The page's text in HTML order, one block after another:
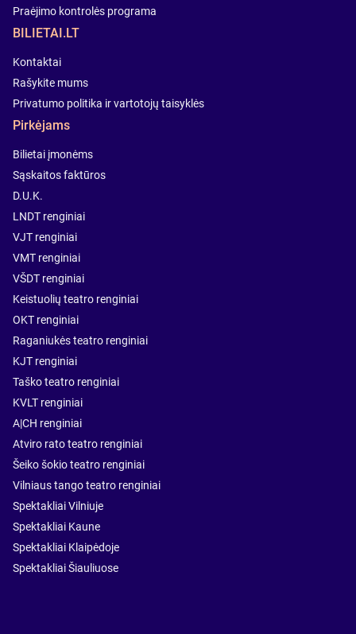
Praėjimo kontrolės programa
BILIETAI.LT
Kontaktai
Rašykite mums
Privatumo politika ir vartotojų taisyklės
Pirkėjams
Bilietai įmonėms
Sąskaitos faktūros
D.U.K.
LNDT renginiai
VJT renginiai
VMT renginiai
VŠDT renginiai
Keistuolių teatro renginiai
OKT renginiai
Raganiukės teatro renginiai
KJT renginiai
Taško teatro renginiai
KVLT renginiai
A|CH renginiai
Atviro rato teatro renginiai
Šeiko šokio teatro renginiai
Vilniaus tango teatro renginiai
Spektakliai Vilniuje
Spektakliai Kaune
Spektakliai Klaipėdoje
Spektakliai Šiauliuose